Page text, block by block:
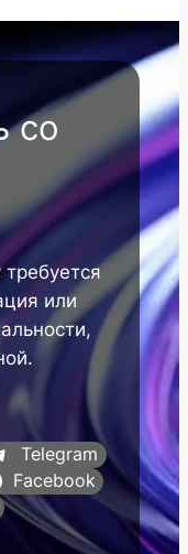
со
или
Telegram
Facebook